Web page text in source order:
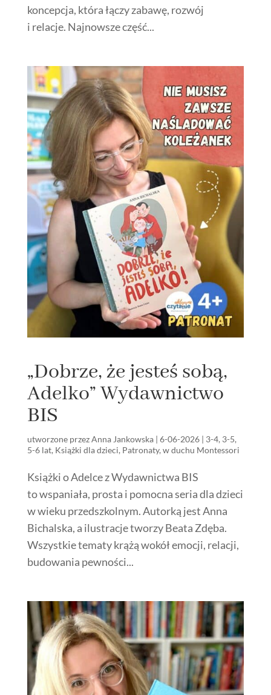
koncepcja, która łączy zabawę, rozwój
i relacje. Najnowsze część...
„Dobrze, że jesteś sobą,
Adelko” Wydawnictwo
BIS
utworzone przezAnna Jankowska| 6-06-2026| 3-4, 3-5,
5-6 lat, Książki dla dzieci, Patronaty, w duchu Montessori
Książki o Adelce z Wydawnictwa BIS
to wspaniała, prosta i pomocna seria dla dzieci
w wieku przedszkolnym. Autorką jest Anna
Bichalska, a ilustracje tworzy Beata Zdęba.
Wszystkie tematy krążą wokół emocji, relacji,
budowania pewności...